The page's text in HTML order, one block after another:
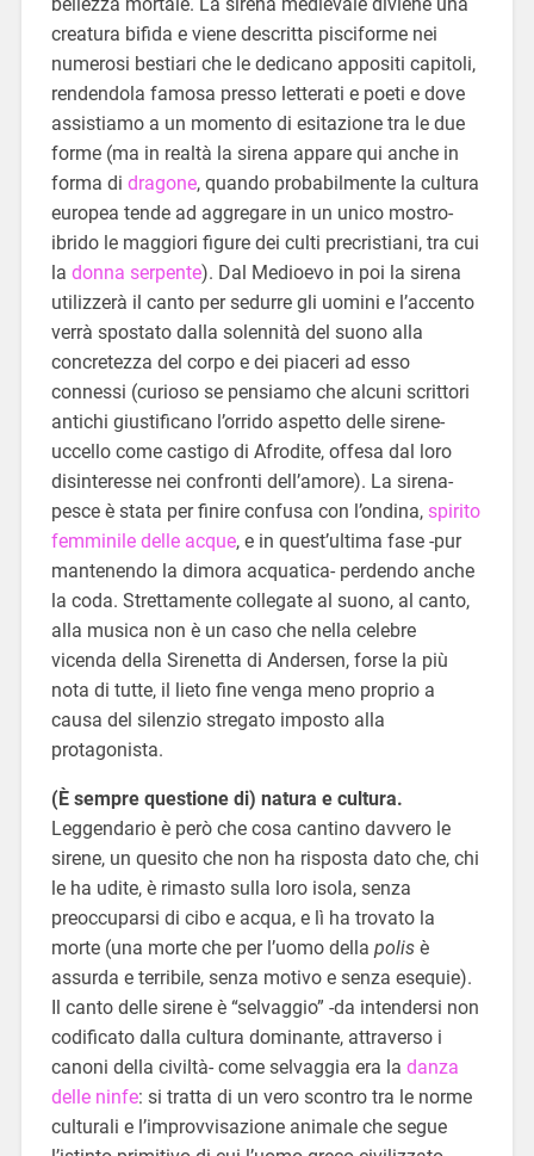
creatura bifida e viene descritta pisciforme nei
numerosi bestiari che le dedicano appositi capitoli,
rendendola famosa presso letterati e poeti e dove
assistiamo a un momento di esitazione tra le due
forme (ma in realtà la sirena appare qui anche in
forma di dragone, quando probabilmente la cultura
europea tende ad aggregare in un unico mostro-
ibrido le maggiori figure dei culti precristiani, tra cui
la donna serpente). Dal Medioevo in poi la sirena
utilizzerà il canto per sedurre gli uomini e l’accento
verrà spostato dalla solennità del suono alla
concretezza del corpo e dei piaceri ad esso
connessi (curioso se pensiamo che alcuni scrittori
antichi giustificano l’orrido aspetto delle sirene-
uccello come castigo di Afrodite, offesa dal loro
disinteresse nei confronti dell’amore). La sirena-
pesce è stata per finire confusa con l’ondina, spirito
femminile delle acque, e in quest’ultima fase -pur
mantenendo la dimora acquatica- perdendo anche
la coda. Strettamente collegate al suono, al canto,
alla musica non è un caso che nella celebre
vicenda della Sirenetta di Andersen, forse la più
nota di tutte, il lieto fine venga meno proprio a
causa del silenzio stregato imposto alla
protagonista.
(È sempre questione di) natura e cultura.
Leggendario è però che cosa cantino davvero le
sirene, un quesito che non ha risposta dato che, chi
le ha udite, è rimasto sulla loro isola, senza
preoccuparsi di cibo e acqua, e lì ha trovato la
morte (una morte che per l’uomo della polisè
assurda e terribile, senza motivo e senza esequie).
Il canto delle sirene è “selvaggio” -da intendersi non
codificato dalla cultura dominante, attraverso i
canoni della civiltà- come selvaggia era la danza
delle ninfe: si tratta di un vero scontro tra le norme
culturali e l’improvvisazione animale che segue